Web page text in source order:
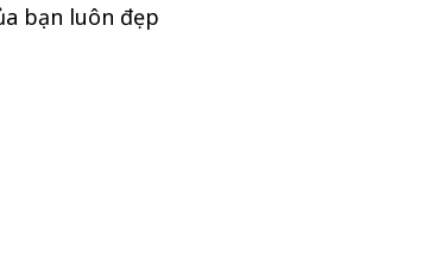
bạn luôn đẹp